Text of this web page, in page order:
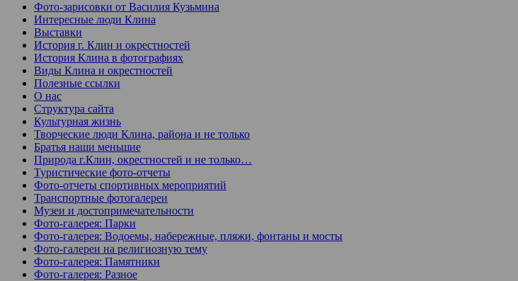
Фото-зарисовки от Василия Кузьмина
Интересные люди Клина
Выставки
История г. Клин и окрестностей
История Клина в фотографиях
Виды Клина и окрестностей
Полезные ссылки
О нас
Структура сайта
Культурная жизнь
Творческие люди Клина, района и не только
Братья наши меньшие
Природа г.Клин, окрестностей и не только…
Туристические фото-отчеты
Фото-отчеты спортивных мероприятий
Транспортные фотогалереи
Музеи и достопримечательности
Фото-галерея: Парки
Фото-галерея: Водоемы, набережные, пляжи, фонтаны и мосты
Фото-галереи на религиозную тему
Фото-галерея: Памятники
Фото-галерея: Разное